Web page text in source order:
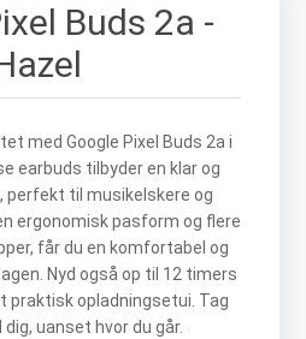
Buds 2a -
med Google Pixel Buds 2a i
earbuds tilbyder en klar og
perfekt til musikelskere og
ergonomisk pasform og flere
får du en komfortabel og
Nyd også op til 12 timers
praktisk opladningsetui. Tag
uanset hvor du går.